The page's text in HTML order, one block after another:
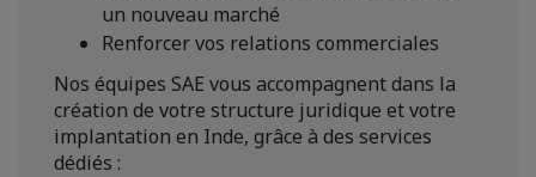
un nouveau marché
Renforcer vos relations commerciales
Nos équipes SAE vous accompagnent dans la
création de votre structure juridique et votre
implantation en Inde, grâce à des services
dédiés :